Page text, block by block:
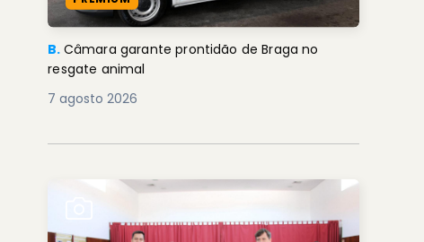
B. Câmara garante prontidão de Braga no
resgate animal
7 agosto 2026